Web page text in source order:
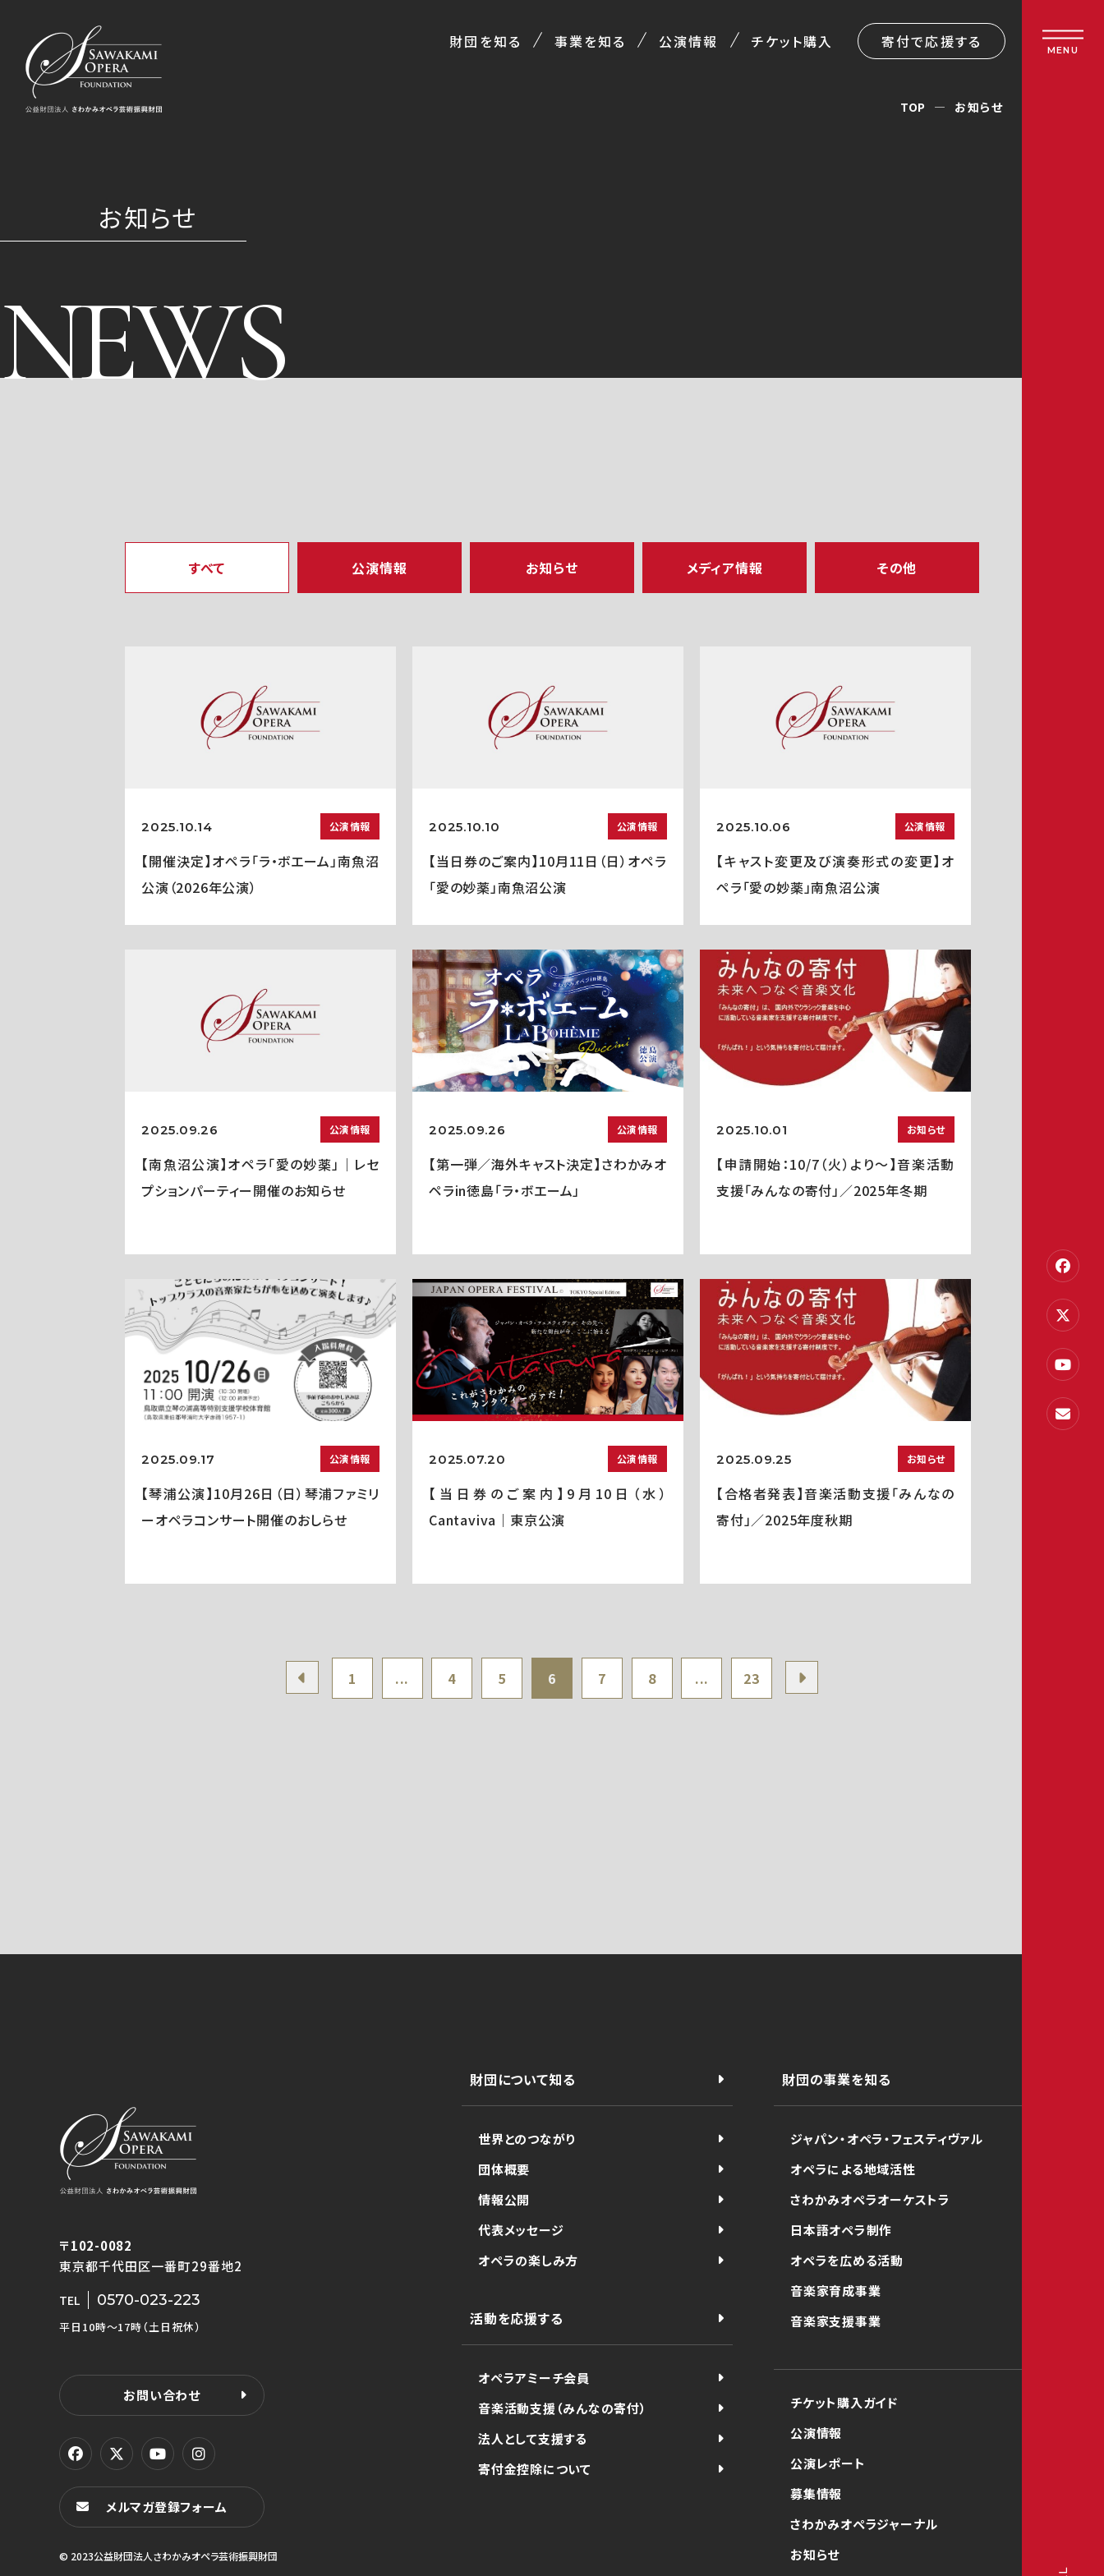
財団を知る 事業を知る 公演情報 チケット購入 寄付で応援する MENU
お知らせ
NEWS
TOP お知らせ
すべて 公演情報 お知らせ メディア情報 その他
2025.10.14 公演情報
【開催決定】オペラ「ラ・ボエーム」南魚沼
公演（2026年公演）
2025.10.10 公演情報
【当日券のご案内】10月11日（日）オペラ
「愛の妙薬」南魚沼公演
2025.10.06 公演情報
【キャスト変更及び演奏形式の変更】オ
ペラ「愛の妙薬」南魚沼公演
2025.09.26 公演情報
【南魚沼公演】オペラ「愛の妙薬」｜レセ
プションパーティー開催のお知らせ
2025.09.26 公演情報
【第一弾／海外キャスト決定】さわかみオ
ペラin徳島「ラ・ボエーム」
2025.10.01 お知らせ
【申請開始：10/7（火）より～】音楽活動
支援「みんなの寄付」／2025年冬期
2025.09.17 公演情報
【琴浦公演】10月26日（日）琴浦ファミリ
ーオペラコンサート開催のおしらせ
2025.07.20 公演情報
【当日券のご案内】9月10日（水）
Cantaviva｜東京公演
2025.09.25 お知らせ
【合格者発表】音楽活動支援「みんなの
寄付」／2025年度秋期
1 ... 4 5 6 7 8 ... 23
〒102-0082
東京都千代田区一番町29番地2
TEL 0570-023-223
平日10時〜17時（土日祝休）
お問い合わせ
メルマガ登録フォーム
© 2023公益財団法人さわかみオペラ芸術振興財団
財団について知る
世界とのつながり
団体概要
情報公開
代表メッセージ
オペラの楽しみ方
活動を応援する
オペラアミーチ会員
音楽活動支援（みんなの寄付）
法人として支援する
寄付金控除について
財団の事業を知る
ジャパン・オペラ・フェスティヴァル
オペラによる地域活性
さわかみオペラオーケストラ
日本語オペラ制作
オペラを広める活動
音楽家育成事業
音楽家支援事業
チケット購入ガイド
公演情報
公演レポート
募集情報
さわかみオペラジャーナル
お知らせ